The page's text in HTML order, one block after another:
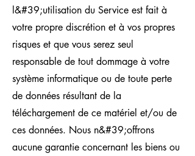
l&#39;utilisation du Service est fait à
votre propre discrétion et à vos propres
risques et que vous serez seul
responsable de tout dommage à votre
système informatique ou de toute perte
de données résultant de la
téléchargement de ce matériel et/ou de
ces données. Nous n&#39;offrons
aucune garantie concernant les biens ou